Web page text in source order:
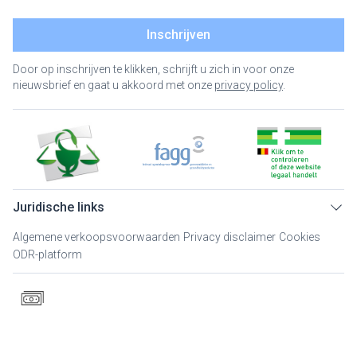
Inschrijven
Door op inschrijven te klikken, schrijft u zich in voor onze
nieuwsbrief en gaat u akkoord met onze privacy policy.
Juridische links
Algemene verkoopsvoorwaarden Privacy disclaimer Cookies
ODR-platform